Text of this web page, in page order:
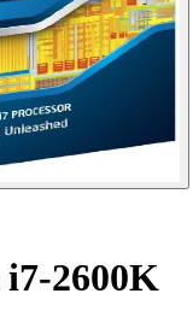
2600K